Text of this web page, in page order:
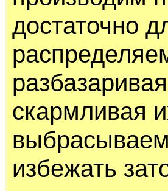
достаточно
скаpмливая
избежать